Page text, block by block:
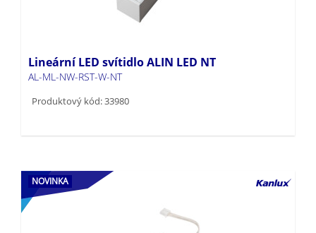
Lineární LED svítidlo ALIN LED NT
AL-ML-NW-RST-W-NT
Produktový kód: 33980
NOVINKA